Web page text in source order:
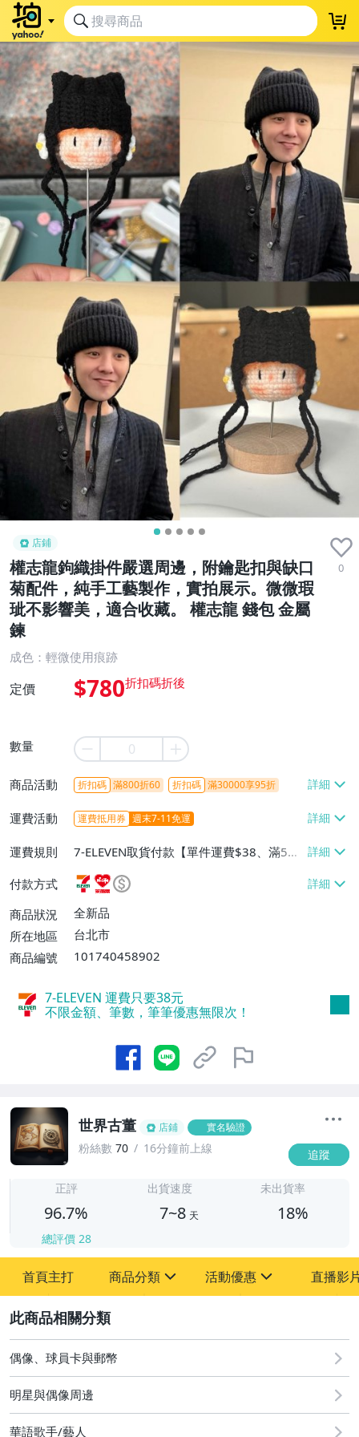
店鋪
權志龍鉤織掛件嚴選周邊，附鑰匙扣與缺口
菊配件，純手工藝製作，實拍展示。微微瑕
玼不影響美，適合收藏。 權志龍 錢包 金屬
鍊
0
成色：輕微使用痕跡
定價 $780
數量
商品活動 折扣碼 滿800折60 折扣碼 滿30000享95折
運費活動 運費抵用券 週末7-11免運
運費規則
7-ELEVEN取貨付款【單件運費$38、滿5件
或消費滿$1298免運費】、7-ELEVEN取貨
不付款【免運費】、萊爾富取貨付款【單件
運費$60、滿5件或消費滿$1298免運
費】、宅配/貨運【單件運費$120、滿5件
付款方式
商品狀況
全新品
所在地區
台北市
商品編號
101740458902
7-ELEVEN 運費只要38元
不限金額、筆數，筆筆優惠無限次！
世界古董 店鋪 實名驗證
粉絲數 70 16分鐘前上線 追蹤
正評
96.7%
總評價 28
出貨速度
7~8 天
未出貨率
18%
首頁主打 商品分類
其它
活動優惠
[全店] 粉絲專享
[全店] 周年慶
直播影
偶像、球員卡與郵幣
明星與偶像周邊
華語歌手/藝人